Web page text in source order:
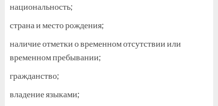
национальность;
страна и место рождения;
наличие отметки о временном отсутствии или
временном пребывании;
гражданство;
владение языками;